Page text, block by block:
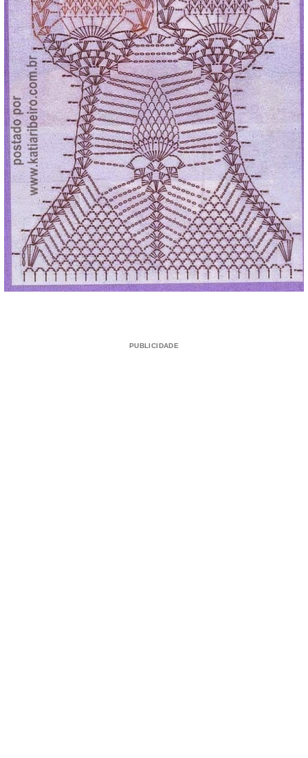
PUBLICIDADE